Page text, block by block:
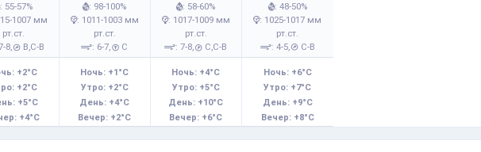
: 55-57%
1007 мм
рт.ст.
8, В,С-В
+2°C
+2°C
+5°C
+4°C
: 98-100%
: 1011-1003 мм
рт.ст.
: 6-7,
С
Ночь: +1°C
Утро: +2°C
День: +4°C
Вечер: +2°C
: 58-60%
: 1017-1009 мм
рт.ст.
: 7-8,
С,С-В
Ночь: +4°C
Утро: +5°C
День: +10°C
Вечер: +6°C
: 48-50%
: 1025-1017 мм
рт.ст.
: 4-5, С-В
Ночь: +6°C
Утро: +7°C
День: +9°C
Вечер: +8°C